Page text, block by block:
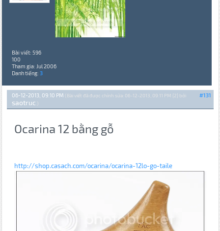
Bài viết: 596
100
Tham gia: Jul 2006
Danh tiếng: 3
#131
06-12-2013, 09:10 PM (Bài viết đã được chỉnh sửa: 06-12-2013, 09:11 PM {2} bởi
saotruc .)
Ocarina 12 bằng gỗ
http://shop.casach.com/ocarina/ocarina-12lo-go-taile